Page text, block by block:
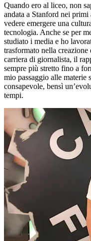
Quando ero al liceo, non
andata a Stanford nei
vedere emergere una
tecnologia. Anche se per
studiato i media e ho
trasformato nella
carriera di giornalista, il
sempre più stretto fino a
mio passaggio alle materie
consapevole, bensì
tempi.